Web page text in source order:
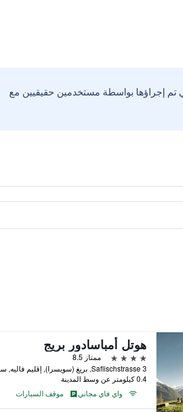
تم إجراؤها بواسطة مستخدمين حقيقيين مع
هوتل أمباسادور بريج
4 نجوم
ممتاز 8.5
0.4 كيلومتر عن وسط المدينة
واي فاي مجاني
موقف السيارات